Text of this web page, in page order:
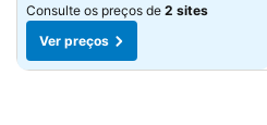
Consulte os preços de 2 sites
Ver preços